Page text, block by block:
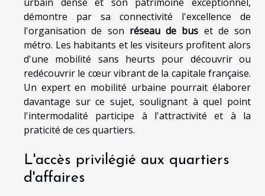
démontre par sa connectivité l'excellence de
l'organisation de son réseau de bus et de son
métro. Les habitants et les visiteurs profitent alors
d'une mobilité sans heurts pour découvrir ou
redécouvrir le cœur vibrant de la capitale française.
Un expert en mobilité urbaine pourrait élaborer
davantage sur ce sujet, soulignant à quel point
l'intermodalité participe à l'attractivité et à la
praticité de ces quartiers.
L'accès privilégié aux quartiers
d'affaires